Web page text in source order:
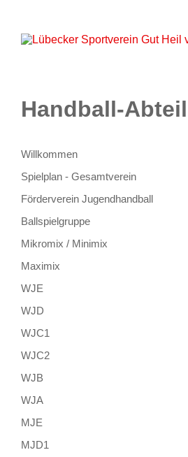
Handball-
Willkommen
Spielplan - Gesamtverein
Förderverein Jugendhandball
Ballspielgruppe
Mikromix / Minimix
Maximix
WJE
WJD
WJC1
WJC2
WJB
WJA
MJE
MJD1